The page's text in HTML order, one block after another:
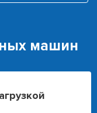
машин